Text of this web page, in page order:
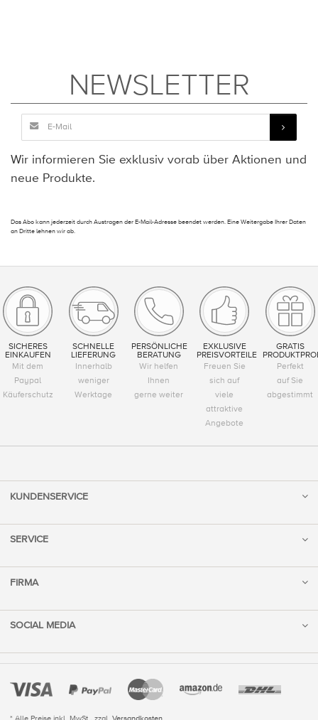
NEWSLETTER
Wir informieren Sie exklusiv vorab über Aktionen und
neue Produkte.
Das Abo kann jederzeit durch Austragen der E-Mail-Adresse beendet werden. Eine Weitergabe Ihrer Daten
an Dritte lehnen wir ab.
SICHERES
EINKAUFEN
Mit dem
Paypal
Käuferschutz
SCHNELLE
LIEFERUNG
Innerhalb
weniger
Werktage
PERSÖNLICHE
BERATUNG
Wir helfen
Ihnen
gerne weiter
EXKLUSIVE
PREISVORTEILE
Freuen Sie
sich auf
viele
attraktive
Angebote
GRATIS
Perfekt
auf Sie
abgestimmt
KUNDENSERVICE
SERVICE
FIRMA
SOCIAL MEDIA
* Alle Preise inkl. MwSt., zzgl. Versandkosten